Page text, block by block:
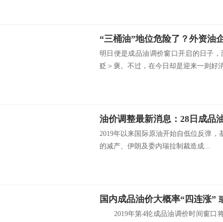
明日便是成品油调价窗口开启的日子
贬＞褒。不过，在今日却是迎来一则好
2019年以来国际原油开始自低位反弹，
的减产、伊朗及委内瑞拉制裁造成...
国内成品油价大概率“四连涨”
2019年第4轮成品油调价时间窗口